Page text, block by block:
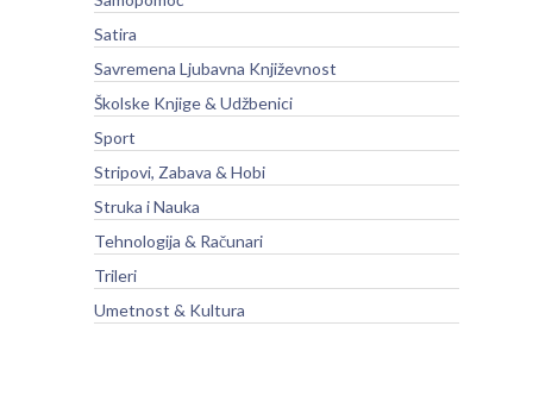
Satira
Savremena Ljubavna Književnost
Školske Knjige & Udžbenici
Sport
Stripovi, Zabava & Hobi
Struka i Nauka
Tehnologija & Računari
Trileri
Umetnost & Kultura